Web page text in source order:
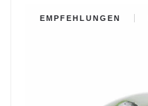
EMPFEHLUNGEN